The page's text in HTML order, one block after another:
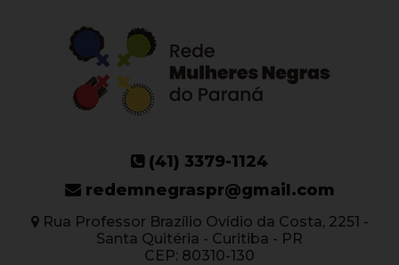
(41) 3379-1124
redemnegraspr@gmail.com
Rua Professor Brazílio Ovídio da Costa, 2251 -
Santa Quitéria - Curitiba - PR
CEP: 80310-130